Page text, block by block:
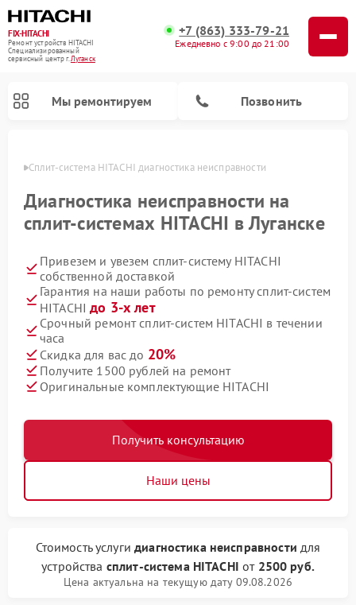
FIX-HITACHI
Ремонт устройств HITACHI
Специализированный
cервисный центр г.Луганск
+7 (863) 333-79-21
Ежедневно с 9:00 до 21:00
Мы ремонтируем Позвонить
Сплит-система HITACHI диагностика неисправности
Диагностика неисправности на
сплит-системах HITACHI в Луганске
Привезем и увезем сплит-систему HITACHI
собственной доставкой
Гарантия на наши работы по ремонту сплит-систем
HITACHIдо 3-х лет
Срочный ремонт сплит-систем HITACHI в течении
часа
Скидка для вас до 20%
Получите 1500 рублей на ремонт
Оригинальные комплектующие HITACHI
Получить консультацию
Наши цены
Стоимость услугидиагностика неисправности для
устройства сплит-система HITACHI от 2500 руб.
Цена актуальна на текущую дату 09.08.2026